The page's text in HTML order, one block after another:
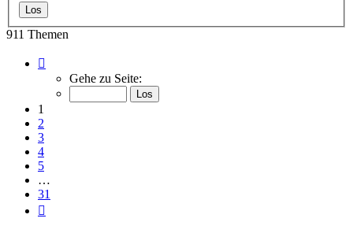
911 Themen
von
Gehe zu Seite:
1
2
3
4
5
…
31